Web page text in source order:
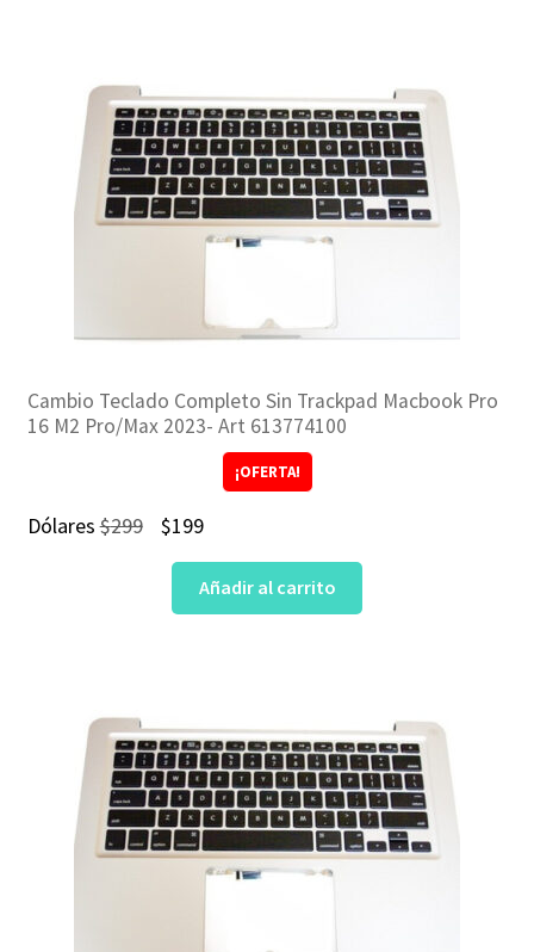
Cambio Teclado Completo Sin Trackpad Macbook Pro
16 M2 Pro/Max 2023- Art 613774100
¡OFERTA!
Dólares$299
El
precio
original
$199El
precio
actual
Añadir al carrito